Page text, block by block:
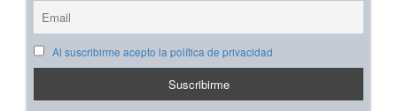
Al suscribirme acepto la política de privacidad